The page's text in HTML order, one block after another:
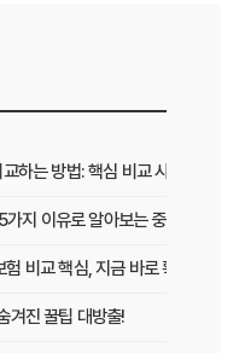
하는 방법: 핵심 비교 사이트 활용
지 이유로 알아보는 중요성
비교 핵심, 지금 바로 확인하세요!
겨진 꿀팁 대방출!